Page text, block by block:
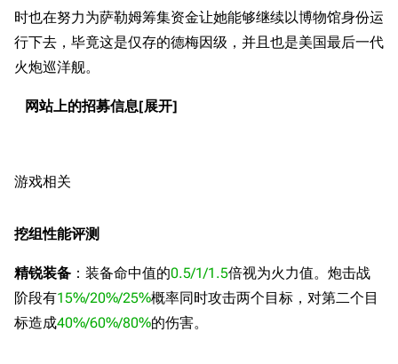
时也在努力为萨勒姆筹集资金让她能够继续以博物馆身份运
行下去，毕竟这是仅存的德梅因级，并且也是美国最后一代
火炮巡洋舰。
网站上的招募信息
游戏相关
挖组性能评测
精锐装备 ：装备命中值的0.5/1/1.5倍视为火力值。炮击战
阶段有15%/20%/25%概率同时攻击两个目标，对第二个目
标造成40%/60%/80%的伤害。